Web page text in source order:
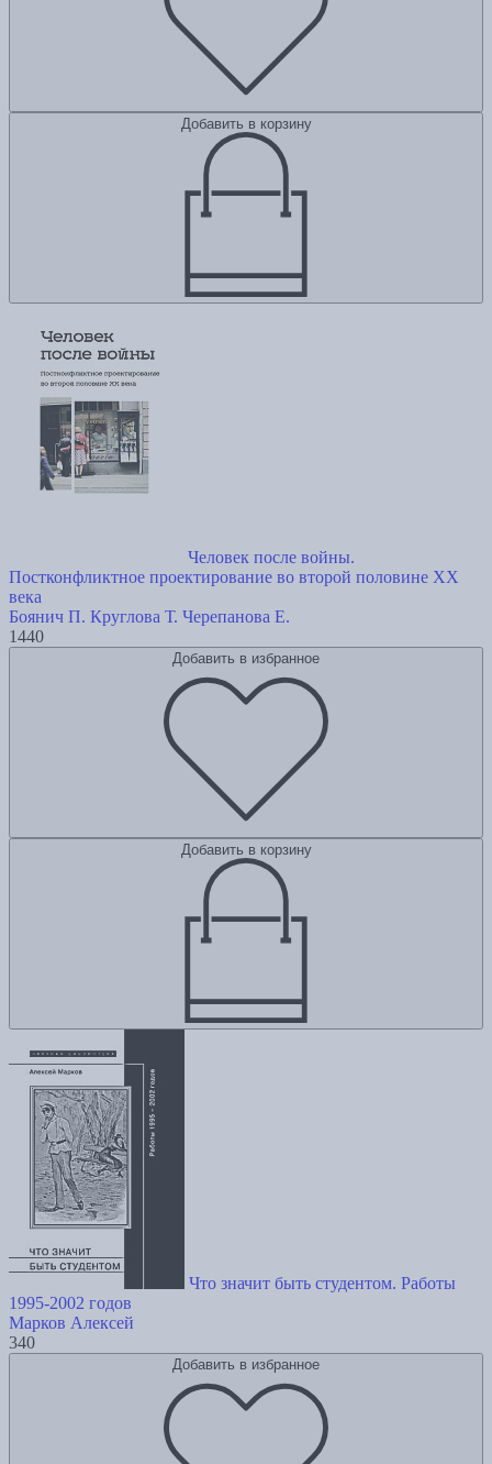
Добавить в корзину
Человек после войны.
Постконфликтное проектирование во второй половине ХХ
века
Боянич П. Круглова Т. Черепанова Е.
1440
Добавить в избранное
Добавить в корзину
Что значит быть студентом. Работы
1995-2002 годов
Марков Алексей
340
Добавить в избранное